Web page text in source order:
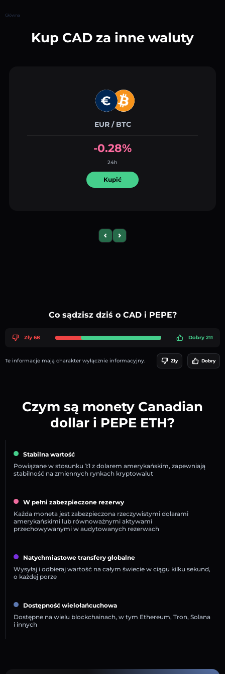
Główna
Kup CAD za inne waluty
EUR / BTC
-0.28%
24h
Kupić
Previous slide
Next slide
Co sądzisz dziś o CAD i PEPE?
Zły 68 Dobry 211
Te informacje mają charakter wyłącznie informacyjny. Zły Dobry
Czym są monety Canadian
dollar i PEPE ETH?
Stabilna wartość
Powiązane w stosunku 1:1 z dolarem amerykańskim, zapewniają
stabilność na zmiennych rynkach kryptowalut
W pełni zabezpieczone rezerwy
Każda moneta jest zabezpieczona rzeczywistymi dolarami
amerykańskimi lub równoważnymi aktywami
przechowywanymi w audytowanych rezerwach
Natychmiastowe transfery globalne
Wysyłaj i odbieraj wartość na całym świecie w ciągu kilku sekund,
o każdej porze
Dostępność wielołańcuchowa
Dostępne na wielu blockchainach, w tym Ethereum, Tron, Solana
i innych